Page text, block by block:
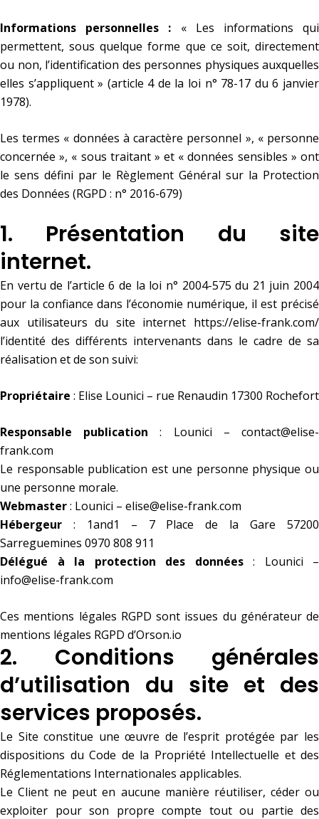
Informations personnelles : « Les informations qui
permettent, sous quelque forme que ce soit, directement
ou non, l’identification des personnes physiques auxquelles
elles s’appliquent » (article 4 de la loi n° 78-17 du 6 janvier
1978).
Les termes « données à caractère personnel », « personne
concernée », « sous traitant » et « données sensibles » ont
le sens défini par le Règlement Général sur la Protection
des Données (RGPD : n° 2016-679)
1. Présentation du site
internet.
En vertu de l’article 6 de la loi n° 2004-575 du 21 juin 2004
pour la confiance dans l’économie numérique, il est précisé
aux utilisateurs du site internet https://elise-frank.com/
l’identité des différents intervenants dans le cadre de sa
réalisation et de son suivi:
Propriétaire : Elise Lounici – rue Renaudin 17300 Rochefort
Responsable publication : Lounici – contact@elise-
frank.com
Le responsable publication est une personne physique ou
une personne morale.
Webmaster: Lounici – elise@elise-frank.com
Hébergeur : 1and1 – 7 Place de la Gare 57200
Sarreguemines 0970 808 911
Délégué à la protection des données: Lounici –
info@elise-frank.com
Ces mentions légales RGPD sont issues du générateur de
mentions légales RGPD d’Orson.io
2. Conditions générales
d’utilisation du site et des
services proposés.
Le Site constitue une œuvre de l’esprit protégée par les
dispositions du Code de la Propriété Intellectuelle et des
Réglementations Internationales applicables.
Le Client ne peut en aucune manière réutiliser, céder ou
exploiter pour son propre compte tout ou partie des